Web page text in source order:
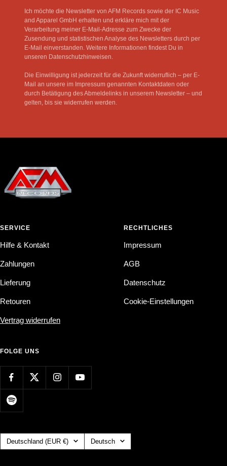
Ich möchte die Newsletter von AFM Records sowie der IC Music
and Apparel GmbH erhalten und erkläre mich mit der
Verarbeitung meiner E-Mail-Adresse zum Zwecke der
Zusendung und statistischen Analyse des Newsletters durch per
E-Mail einverstanden. Weitere Informationen findest Du in
unseren Datenschutzhinweisen.
Die Einwilligung ist jederzeit für die Zukunft widerruflich – per E-
Mail an unsere im Impressum genannten Kontaktdaten oder
durch Betätigung des Abmeldelinks in unserem Newsletter – und
gelten, bis sie widerrufen werden.
SERVICE
Hilfe & Kontakt
Zahlungen
Lieferung
Retouren
Vertrag widerrufen
RECHTLICHES
Impressum
AGB
Datenschutz
Cookie-Einstellungen
FOLGE UNS
Land/Region Deutschland (EUR €) Sprache
Deutsch